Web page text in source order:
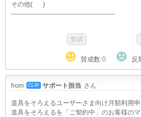
その他( )
----------------------------------------------------
賛成数:0 反
from CLIP サポート担当 さん
道具をそろえるユーザーさま向け月額利用申
道具をそろえるを「ご契約中」のお客様の